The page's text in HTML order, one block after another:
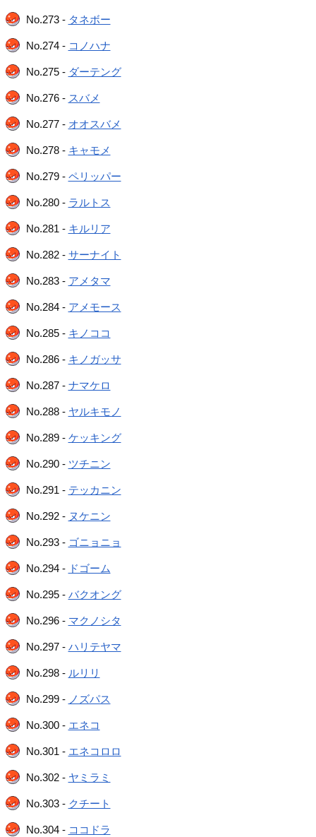
No.273 - タネボー
No.274 - コノハナ
No.275 - ダーテング
No.276 - スバメ
No.277 - オオスバメ
No.278 - キャモメ
No.279 - ペリッパー
No.280 - ラルトス
No.281 - キルリア
No.282 - サーナイト
No.283 - アメタマ
No.284 - アメモース
No.285 - キノココ
No.286 - キノガッサ
No.287 - ナマケロ
No.288 - ヤルキモノ
No.289 - ケッキング
No.290 - ツチニン
No.291 - テッカニン
No.292 - ヌケニン
No.293 - ゴニョニョ
No.294 - ドゴーム
No.295 - バクオング
No.296 - マクノシタ
No.297 - ハリテヤマ
No.298 - ルリリ
No.299 - ノズパス
No.300 - エネコ
No.301 - エネコロロ
No.302 - ヤミラミ
No.303 - クチート
No.304 - ココドラ